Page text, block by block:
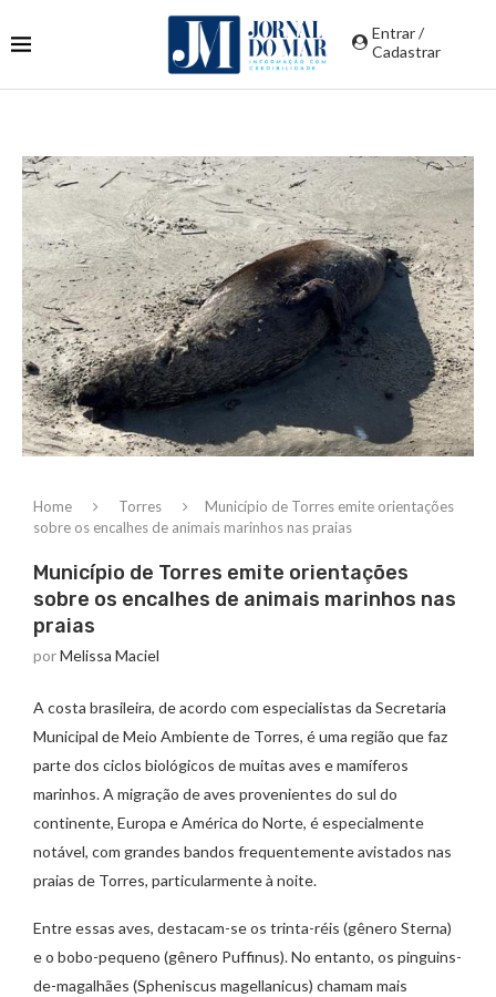
Entrar /
Cadastrar
Home Torres
Município de Torres emite orientações
sobre os encalhes de animais marinhos nas praias
Município de Torres emite orientações
sobre os encalhes de animais marinhos nas
praias
porMelissa Maciel
A costa brasileira, de acordo com especialistas da Secretaria
Municipal de Meio Ambiente de Torres, é uma região que faz
parte dos ciclos biológicos de muitas aves e mamíferos
marinhos. A migração de aves provenientes do sul do
continente, Europa e América do Norte, é especialmente
notável, com grandes bandos frequentemente avistados nas
praias de Torres, particularmente à noite.
Entre essas aves, destacam-se os trinta-réis (gênero Sterna)
e o bobo-pequeno (gênero Puffinus). No entanto, os pinguins-
de-magalhães (Spheniscus magellanicus) chamam mais